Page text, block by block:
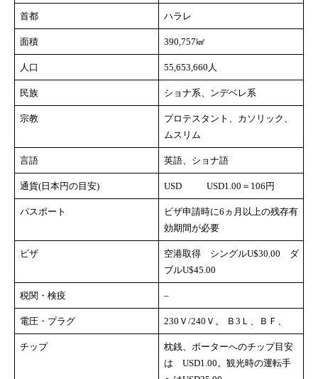
首都 ハラレ
面積 390,757㎢
人口 55,653,660人
民族 ショナ系、ンデベレ系
宗教
プロテスタント、カソリック、
ムスリム
言語 英語、ショナ語
通貨(日本円の目安) USD USD1.00＝106円
パスポート
ビザ申請時に6ヵ月以上の残存有
効期間が必要
ビザ
空港取得 シングルU$30.00 ダ
ブルU$45.00
税関・検疫 –
電圧・プラグ 230Ｖ/240Ｖ。 Ｂ3Ｌ、ＢＦ、
チップ
枕銭、ポーターへのチップ目安
は USD1.00。観光時の運転手